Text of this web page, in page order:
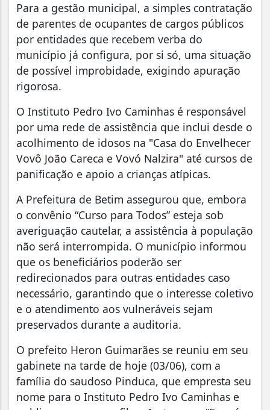
Para a gestão municipal, a simples contratação
de parentes de ocupantes de cargos públicos
por entidades que recebem verba do
município já configura, por si só, uma situação
de possível improbidade, exigindo apuração
rigorosa.
O Instituto Pedro Ivo Caminhas é responsável
por uma rede de assistência que inclui desde o
acolhimento de idosos na "Casa do Envelhecer
Vovô João Careca e Vovó Nalzira" até cursos de
panificação e apoio a crianças atípicas.
A Prefeitura de Betim assegurou que, embora
o convênio “Curso para Todos” esteja sob
averiguação cautelar, a assistência à população
não será interrompida. O município informou
que os beneficiários poderão ser
redirecionados para outras entidades caso
necessário, garantindo que o interesse coletivo
e o atendimento aos vulneráveis sejam
preservados durante a auditoria.
O prefeito Heron Guimarães se reuniu em seu
gabinete na tarde de hoje (03/06), com a
família do saudoso Pinduca, que empresta seu
nome para o Instituto Pedro Ivo Caminhas e